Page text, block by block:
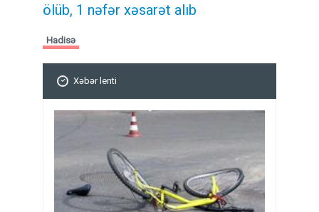
ölüb, 1 nəfər xəsarət alıb
Hadisə
Xəbər lenti